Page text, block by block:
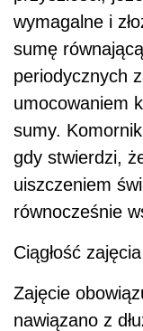
wymagalne i
sumę
periodycznych
umocowaniem
sumy.
gdy stwierdzi,
uiszczeniem
równocześnie
Ciągłość zajęcia
Zajęcie
nawiązano z